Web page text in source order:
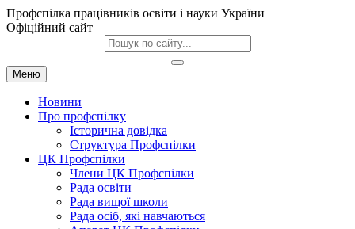
Профспілка працівників освіти і науки України
Офіційний сайт
Меню
Новини
Про профспілку
Історична довідка
Структура Профспілки
ЦК Профспілки
Члени ЦК Профспілки
Рада освіти
Рада вищої школи
Рада осіб, які навчаються